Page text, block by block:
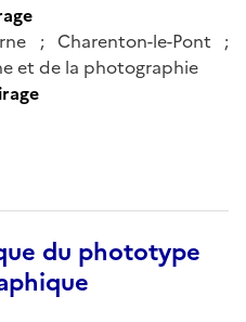
; Charenton-le-Pont ;
et de la photographie
du phototype